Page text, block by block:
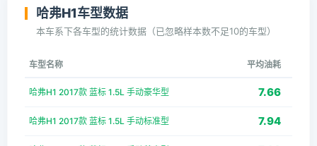
哈弗H1车型数据
本车系下各车型的统计数据（已忽略样本数不足10的车型）
车型名称 平均油耗
哈弗H1 2017款 蓝标 1.5L 手动豪华型 7.66
哈弗H1 2017款 蓝标 1.5L 手动标准型 7.94